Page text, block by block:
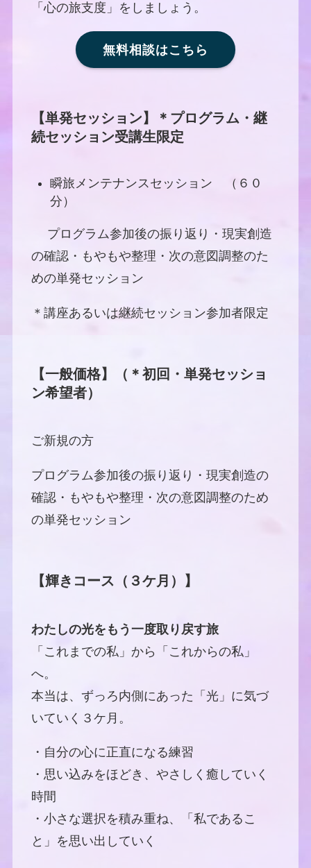
「心の旅支度」をしましょう。
無料相談はこちら
【単発セッション】＊プログラム・継
続セッション受講生限定
瞬旅メンテナンスセッション （６０
分）
プログラム参加後の振り返り・現実創造
の確認・もやもや整理・次の意図調整のた
めの単発セッション
＊講座あるいは継続セッション参加者限定
【一般価格】（＊初回・単発セッショ
ン希望者）
ご新規の方
プログラム参加後の振り返り・現実創造の
確認・もやもや整理・次の意図調整のため
の単発セッション
【輝きコース（３ケ月）】
わたしの光をもう一度取り戻す旅
「これまでの私」から「これからの私」
へ。
本当は、ずっろ内側にあった「光」に気づ
いていく３ケ月。
・自分の心に正直になる練習
・思い込みをほどき、やさしく癒していく
時間
・小さな選択を積み重ね、「私であるこ
と」を思い出していく